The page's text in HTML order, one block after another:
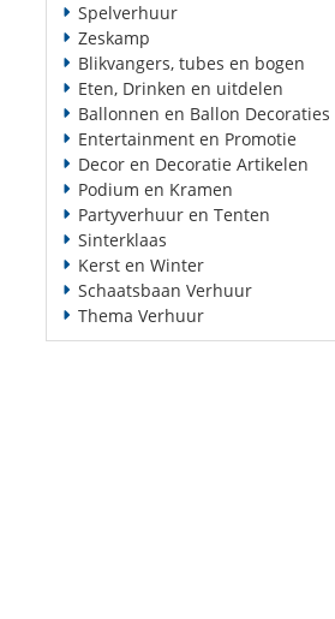
Spelverhuur
Zeskamp
Blikvangers, tubes en bogen
Eten, Drinken en uitdelen
Ballonnen en Ballon Decoraties
Entertainment en Promotie
Decor en Decoratie Artikelen
Podium en Kramen
Partyverhuur en Tenten
Sinterklaas
Kerst en Winter
Schaatsbaan Verhuur
Thema Verhuur